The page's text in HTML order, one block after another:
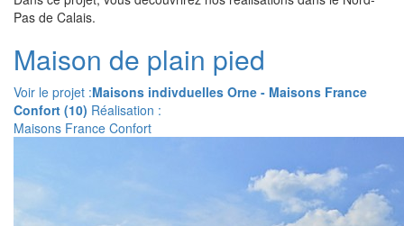
Pas de Calais.
Maison de plain pied
Voir le projet :Maisons indivduelles Orne - Maisons France
Confort (10) Réalisation :
Maisons France Confort